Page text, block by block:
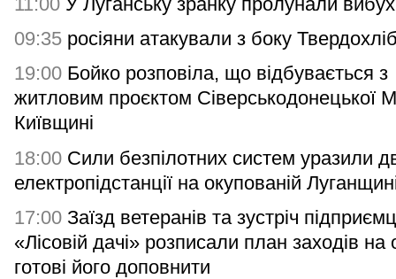
09:35 росіяни атакували з боку
19:00 Бойко розповіла, що відбувається з
житловим проєктом Сіверськодонецької
Київщині
18:00 Сили безпілотних систем уразили
електропідстанції на окупованій
17:00 Заїзд ветеранів та зустріч
«Лісовій дачі» розписали план заходів на
готові його доповнити